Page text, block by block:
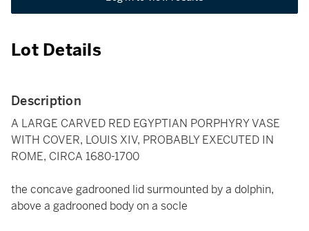
Lot Details
Description
A LARGE CARVED RED EGYPTIAN PORPHYRY VASE
WITH COVER, LOUIS XIV, PROBABLY EXECUTED IN
ROME, CIRCA 1680-1700
the concave gadrooned lid surmounted by a dolphin,
above a gadrooned body on a socle